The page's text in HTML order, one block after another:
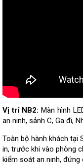
Vị trí NB2: Màn hình
an ninh, sảnh C, Ga đi,
Toàn bộ hành khách tại
in, trước khi vào phòng
kiểm soát an ninh,